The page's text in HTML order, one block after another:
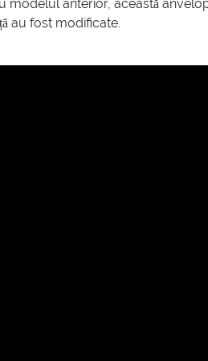
anterior, această
au fost modificate.